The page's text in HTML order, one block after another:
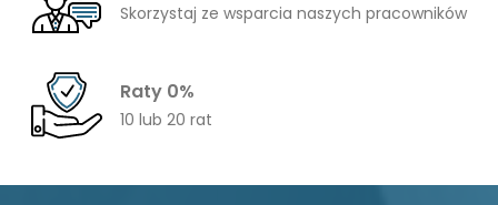
Skorzystaj ze wsparcia naszych pracowników
Raty 0%
10 lub 20 rat